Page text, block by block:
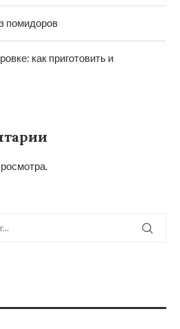
помидоров
как приготовить и